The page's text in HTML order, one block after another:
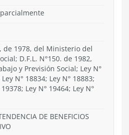
de 1978, del Ministerio del
D.F.L. N°150. de 1982,
y Previsión Social; Ley N°
N° 18834; Ley N° 18883;
Ley N° 19464; Ley N°
DE BENEFICIOS